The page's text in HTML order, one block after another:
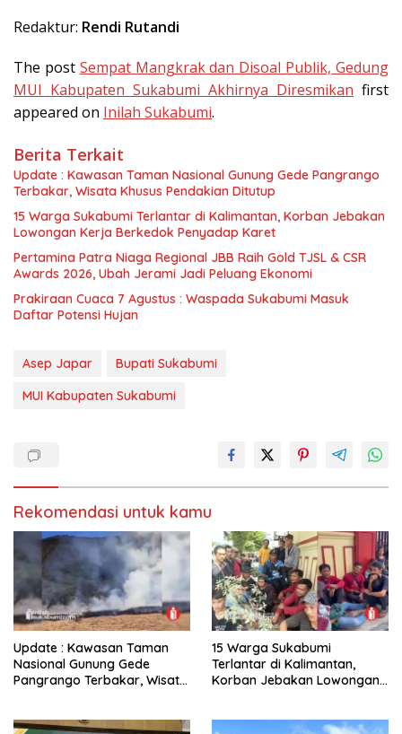
Redaktur: Rendi Rutandi
The post Sempat Mangkrak dan Disoal Publik, Gedung
MUI Kabupaten Sukabumi Akhirnya Diresmikan first
appeared on Inilah Sukabumi.
Berita Terkait
Update : Kawasan Taman Nasional Gunung Gede Pangrango
Terbakar, Wisata Khusus Pendakian Ditutup
15 Warga Sukabumi Terlantar di Kalimantan, Korban Jebakan
Lowongan Kerja Berkedok Penyadap Karet
Pertamina Patra Niaga Regional JBB Raih Gold TJSL & CSR
Awards 2026, Ubah Jerami Jadi Peluang Ekonomi
Prakiraan Cuaca 7 Agustus : Waspada Sukabumi Masuk
Daftar Potensi Hujan
Asep Japar
Bupati Sukabumi
MUI Kabupaten Sukabumi
Rekomendasi untuk kamu
Update : Kawasan Taman
Nasional Gunung Gede
Pangrango Terbakar, Wisata
15 Warga Sukabumi
Terlantar di Kalimantan,
Korban Jebakan Lowongan